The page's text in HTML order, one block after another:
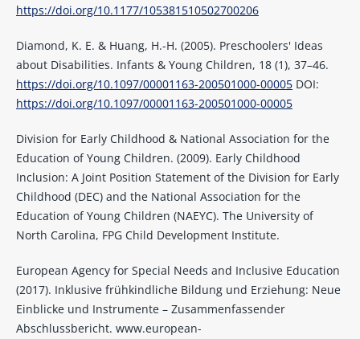
https://doi.org/10.1177/105381510502700206
Diamond, K. E. & Huang, H.-H. (2005). Preschoolers' Ideas
about Disabilities. Infants & Young Children, 18 (1), 37–46.
https://doi.org/10.1097/00001163-200501000-00005DOI:
https://doi.org/10.1097/00001163-200501000-00005
Division for Early Childhood & National Association for the
Education of Young Children. (2009). Early Childhood
Inclusion: A Joint Position Statement of the Division for Early
Childhood (DEC) and the National Association for the
Education of Young Children (NAEYC). The University of
North Carolina, FPG Child Development Institute.
European Agency for Special Needs and Inclusive Education
(2017). Inklusive frühkindliche Bildung und Erziehung: Neue
Einblicke und Instrumente – Zusammenfassender
Abschlussbericht. www.european-